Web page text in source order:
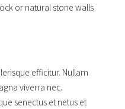
or natural stone walls
efficitur. Nullam
viverra nec.
senectus et netus et